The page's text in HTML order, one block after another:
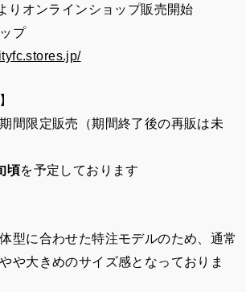
りオンラインショップ販売開始
プ
間限定販売（期間終了後の再販は未
頃を予定しております
型に合わせた特注モデルのため、通常
や大きめのサイズ感となっておりま